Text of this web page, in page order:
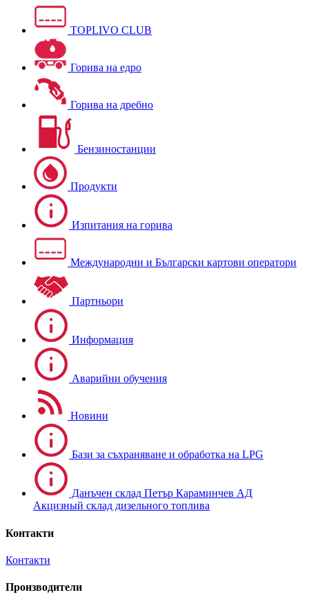
TOPLIVO CLUB
Горива на едро
Горива на дребно
Бензиностанции
Продукти
Изпитания на горива
Международни и Български картови оператори
Партньори
Информация
Аварийни обучения
Новини
Бази за съхраняване и обработка на LPG
Данъчен склад Петър Караминчев АД
Акцизный склад дизельного топлива
Контакти
Контакти
Производители